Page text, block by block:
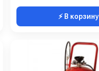
⚡ В корзину